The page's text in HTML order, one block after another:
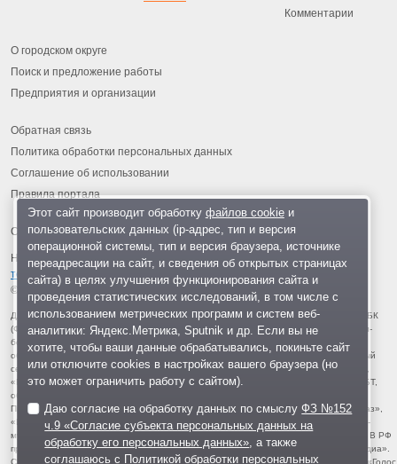
Комментарии
О городском округе
Поиск и предложение работы
Предприятия и организации
Обратная связь
Политика обработки персональных данных
Соглашение об использовании
Правила портала
На информационном ресурсе применяются рекомендательные
технологии
© 2013-2026 «ОИНФО»,
сделано в Одинцово
Для читателей: В России признаны экстремистскими и запрещены организации ФБК
(Фонд борьбы с коррупцией, признан иноагентом), Штабы Навального, «Национал-
большевистская партия», «Свидетели Иеговы», «Армия воли народа», «Русский
общенациональный союз», «Движение против нелегальной иммиграции», «Правый
сектор», УНА-УНСО, УПА, «Тризуб им. Степана Бандеры», «Мизантропик дивижн»,
«Меджлис крымскотатарского народа», движение «Артподготовка», движение ЛГБТ,
общероссийская политическая партия «Воля», АУЕ, батальоны «Азов» и «Айдар».
Признаны террористическими и запрещены: «Движение Талибан», «Имарат Кавказ»,
«Исламское государство» (ИГ, ИГИЛ), Джебхад-ан-Нусра, «АУМ Синрике», «Братья-
мусульмане», «Аль-Каида в странах исламского Магриба», «Сеть», «Колумбайн». В РФ
признана нежелательной деятельность «Открытой России», издания «Проект Медиа».
Этот сайт производит обработку файлов cookieи
пользовательских данных (ip-адрес, тип и версия
операционной системы, тип и версия браузера, источнике
переадресации на сайт, и сведения об открытых страницах
сайта) в целях улучшения функционирования сайта и
проведения статистических исследований, в том числе с
использованием метрических программ и систем веб-
аналитики: Яндекс.Метрика, Sputnik и др. Если вы не
хотите, чтобы ваши данные обрабатывались, покиньте сайт
или отключите cookies в настройках вашего браузера (но
это может ограничить работу с сайтом).
Даю согласие на обработку данных по смыслуФЗ №152
ч.9 «Согласие субъекта персональных данных на
обработку его персональных данных» , а также
соглашаюсь с Политикой обработки персональных